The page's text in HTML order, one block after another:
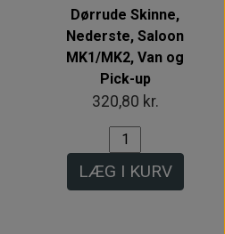
Dørrude Skinne,
Nederste, Saloon
MK1/MK2, Van og
Pick-up
320,80 kr.
LÆG I KURV